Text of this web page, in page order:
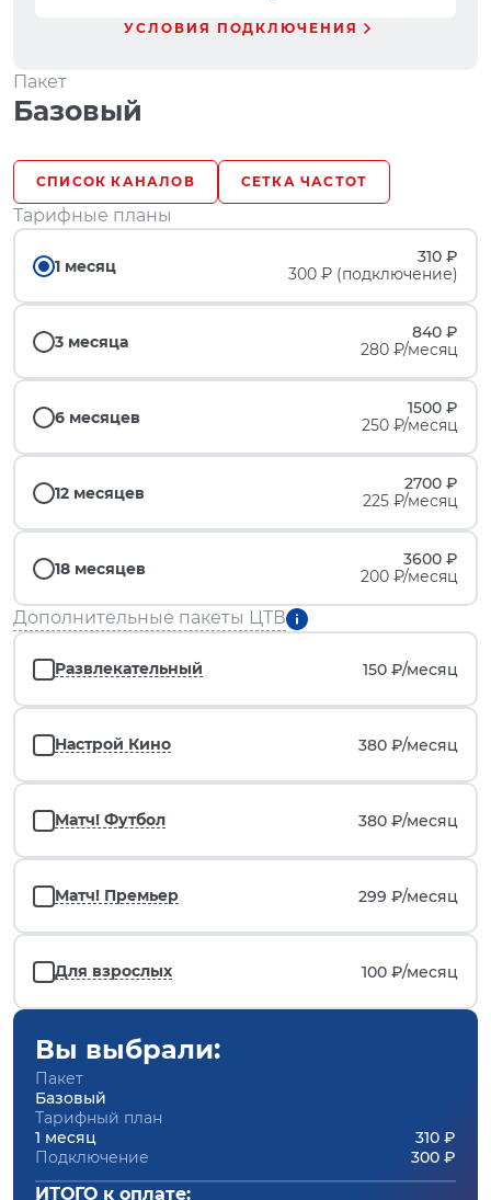
УСЛОВИЯ ПОДКЛЮЧЕНИЯ
Пакет
Базовый
СПИСОК КАНАЛОВ СЕТКА ЧАСТОТ
Тарифные планы
1 месяц
310 ₽
300 ₽ (подключение)
3 месяца
840 ₽
280 ₽/месяц
6 месяцев
1500 ₽
250 ₽/месяц
12 месяцев
2700 ₽
225 ₽/месяц
18 месяцев
3600 ₽
200 ₽/месяц
Дополнительные пакеты ЦТВ
Развлекательный 150 ₽/месяц
Настрой Кино 380 ₽/месяц
Матч! Футбол 380 ₽/месяц
Матч! Премьер 299 ₽/месяц
Для взрослых 100 ₽/месяц
Вы выбрали:
Пакет
Базовый
Тарифный план
1 месяц
310 ₽
Подключение
300 ₽
ИТОГО к оплате: